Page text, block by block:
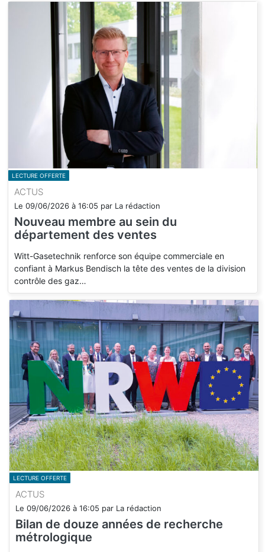
LECTURE OFFERTE
ACTUS
Le 09/06/2026 à 16:05 par La rédaction
Nouveau membre au sein du
département des ventes
Witt-Gasetechnik renforce son équipe commerciale en
confiant à Markus Bendisch la tête des ventes de la division
contrôle des gaz…
LECTURE OFFERTE
ACTUS
Le 09/06/2026 à 16:05 par La rédaction
Bilan de douze années de recherche
métrologique